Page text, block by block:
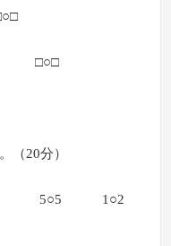
□○□
□○□
（20分）
5○5 1○2